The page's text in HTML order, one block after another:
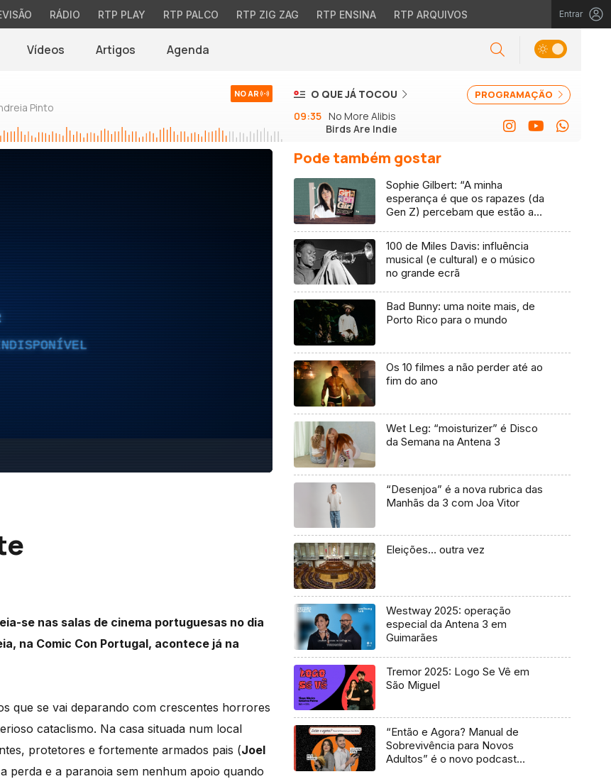
RÁDIO RTP PLAY RTP PALCO RTP ZIG ZAG RTP ENSINA RTP ARQUIVOS Entrar
Vídeos Artigos Agenda
Pinto
NO AR PROGRAMAÇÃO
O QUE JÁ TOCOU
09:35 No More Alibis
Birds Are Indie
se nas salas de cinema portuguesas no dia
na Comic Con Portugal, acontece já na
que se vai deparando com crescentes horrores
cataclismo. Na casa situada num local
protetores e fortemente armados pais (Joel
perda e a paranoia sem nenhum apoio quando
Pode também gostar
Sophie Gilbert: “A minha
esperança é que os rapazes (da
Gen Z) percebam que estão a
100 de Miles Davis: influência
musical (e cultural) e o músico
no grande ecrã
Bad Bunny: uma noite mais, de
Porto Rico para o mundo
Os 10 filmes a não perder até ao
fim do ano
Wet Leg: “moisturizer” é Disco
da Semana na Antena 3
“Desenjoa” é a nova rubrica das
Manhãs da 3 com Joa Vitor
Eleições… outra vez
Westway 2025: operação
especial da Antena 3 em
Guimarães
Tremor 2025: Logo Se Vê em
São Miguel
“Então e Agora? Manual de
Sobrevivência para Novos
Adultos” é o novo podcast